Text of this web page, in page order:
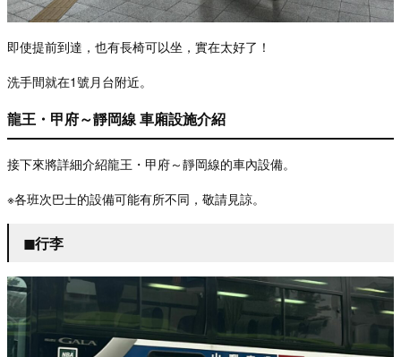
即使提前到達，也有長椅可以坐，實在太好了！
洗手間就在1號月台附近。
龍王・甲府～靜岡線 車廂設施介紹
接下來將詳細介紹龍王・甲府～靜岡線的車內設備。
※各班次巴士的設備可能有所不同，敬請見諒。
◼︎行李